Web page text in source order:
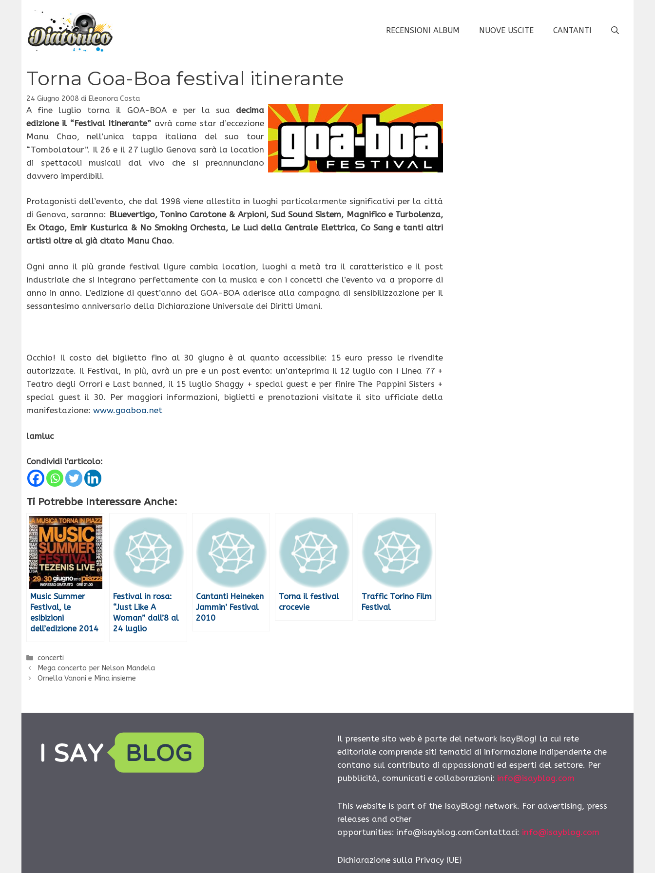
contenuto
RECENSIONI ALBUM NUOVE USCITE CANTANTI
Torna Goa-Boa festival itinerante
24 Giugno 2008 di Eleonora Costa
A fine luglio torna il GOA-BOA e per la sua decima
edizione il “Festival Itinerante” avrà come star d’eccezione
Manu Chao, nell’unica tappa italiana del suo tour
“Tombolatour”. Il 26 e il 27 luglio Genova sarà la location
di spettacoli musicali dal vivo che si preannunciano
davvero imperdibili.
Protagonisti dell’evento, che dal 1998 viene allestito in luoghi particolarmente significativi per la città
di Genova, saranno: Bluevertigo, Tonino Carotone & Arpioni, Sud Sound Sistem, Magnifico e Turbolenza,
Ex Otago, Emir Kusturica & No Smoking Orchesta, Le Luci della Centrale Elettrica, Co Sang e tanti altri
artisti oltre al già citato Manu Chao.
Ogni anno il più grande festival ligure cambia location, luoghi a metà tra il caratteristico e il post
industriale che si integrano perfettamente con la musica e con i concetti che l’evento va a proporre di
anno in anno. L’edizione di quest’anno del GOA-BOA aderisce alla campagna di sensibilizzazione per il
sessantesimo anniversario della Dichiarazione Universale dei Diritti Umani.
Occhio! Il costo del biglietto fino al 30 giugno è al quanto accessibile: 15 euro presso le rivendite
autorizzate. Il Festival, in più, avrà un pre e un post evento: un’anteprima il 12 luglio con i Linea 77 +
Teatro degli Orrori e Last banned, il 15 luglio Shaggy + special guest e per finire The Pappini Sisters +
special guest il 30. Per maggiori informazioni, biglietti e prenotazioni visitate il sito ufficiale della
manifestazione: www.goaboa.net
lamluc
Condividi l'articolo:
Ti Potrebbe Interessare Anche:
Music Summer
Festival, le
esibizioni
dell’edizione 2014
Festival in rosa:
“Just Like A
Woman” dall’8 al
24 luglio
Cantanti Heineken
Jammin’ Festival
2010
Torna il festival
crocevie
Traffic Torino Film
Festival
Categorie
concerti
Mega concerto per Nelson Mandela
Ornella Vanoni e Mina insieme
Il presente sito web è parte del network IsayBlog! la cui rete
editoriale comprende siti tematici di informazione indipendente che
contano sul contributo di appassionati ed esperti del settore. Per
pubblicità, comunicati e collaborazioni: info@isayblog.com
This website is part of the IsayBlog! network. For advertising, press
releases and other
opportunities: info@isayblog.comContattaci: info@isayblog.com
Dichiarazione sulla Privacy (UE)